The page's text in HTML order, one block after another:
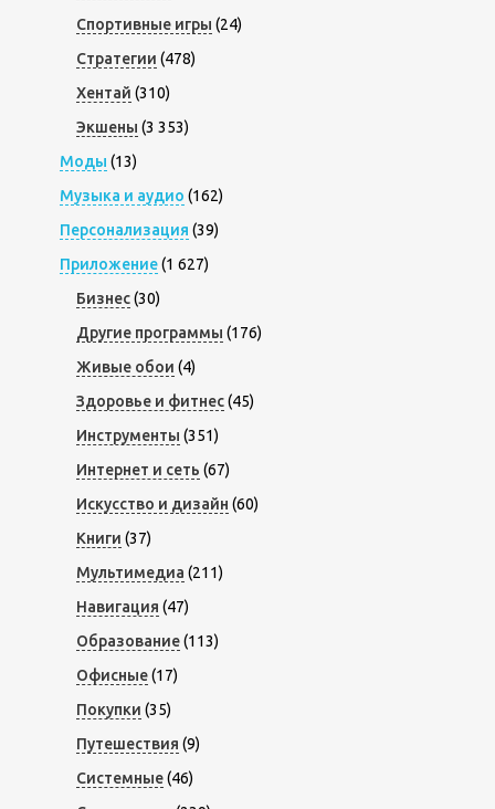
Спортивные игры (24)
Стратегии (478)
Хентай (310)
Экшены (3 353)
Моды (13)
Музыка и аудио (162)
Персонализация (39)
Приложение(1 627)
Бизнес(30)
Другие программы (176)
Живые обои (4)
Здоровье и фитнес(45)
Инструменты (351)
Интернет и сеть (67)
Искусство и дизайн (60)
Книги (37)
Мультимедиа (211)
Навигация (47)
Образование(113)
Офисные(17)
Покупки (35)
Путешествия (9)
Системные(46)